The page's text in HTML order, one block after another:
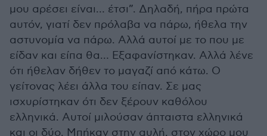
μου αρέσει είναι… έτσι”. Δηλαδή, πήρα πρώτα
αυτόν, γιατί δεν πρόλαβα να πάρω, ήθελα την
αστυνομία να πάρω. Αλλά αυτοί με το που με
είδαν και είπα θα… Εξαφανίστηκαν. Αλλά λένε
ότι ήθελαν δήθεν το μαγαζί από κάτω. Ο
γείτονας λέει άλλα του είπαν. Σε μας
ισχυρίστηκαν ότι δεν ξέρουν καθόλου
ελληνικά. Αυτοί μιλούσαν άπταιστα ελληνικά
και οι δύο. Μπήκαν στην αυλή, στον χώρο μου